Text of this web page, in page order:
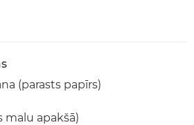
(parasts papīrs)
malu apakšā)